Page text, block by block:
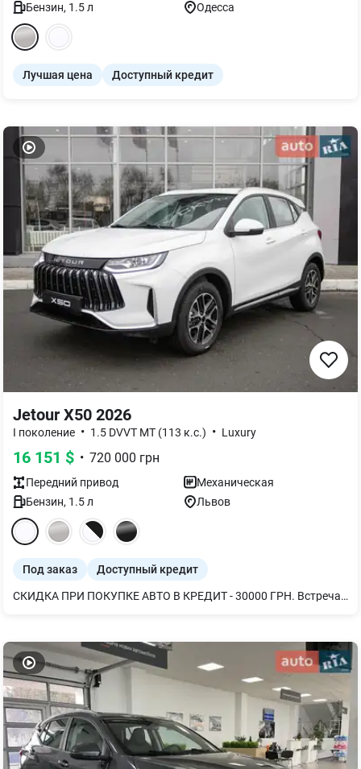
Бензин, 1.5л Одесса
Лучшая цена Доступный кредит
Jetour X50 2026
I поколение • 1.5 DVVT MT (113 к.с.) • Luxury
16 151 $ • 720 000 грн
Передний привод
Механическая
Бензин, 1.5л Львов
Под заказ Доступный кредит
СКИДКА ПРИ ПОКУПКЕ АВТО В КРЕДИТ - 30000 ГРН. Встречайте новый Jetour X50! Также доступны черный и белый цвета без доплаты. Сочетание яркого дизайна и динамичного вида. Линии кузова добавляют современности и изысканного стиля, подчеркивая его привлекательность Решетка радиатора с четкими и выразительными линиями, которые придают автомобилю уникальный вид на дороге 10,25 дюймовый экран мультимедиа с украинским языком и поддержкой Apple Carplay & Android Auto Интерьер автомобиля выполнен в темных тонах с контрастными красными вставками из современных материалов. В комплектации Премиум доступен подогрев лобового стекла, руля, передних и задних сидений, все, что нужно для комфортного вождения!